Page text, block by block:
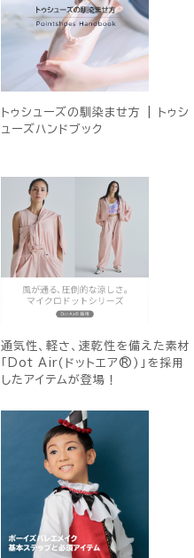
トゥシューズの馴染ませ方 | トゥシ
ューズハンドブック
通気性、軽さ、速乾性を備えた素材
「Dot Air(ドットエア®)」を採用
したアイテムが登場！